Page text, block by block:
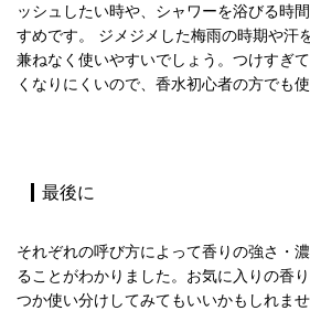
ッシュしたい時や、シャワーを浴びる時
すめです。 ジメジメした梅雨の時期や汗
兼ねなく使いやすいでしょう。つけすぎ
くなりにくいので、香水初心者の方でも
最後に
それぞれの呼び方によって香りの強さ・
ることがわかりました。お気に入りの香
つか使い分けしてみてもいいかもしれませ